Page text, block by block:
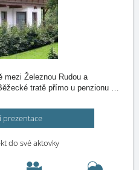
mezi Železnou Rudou a
tratě přímo u penzionu …
prezentace
do své aktovky